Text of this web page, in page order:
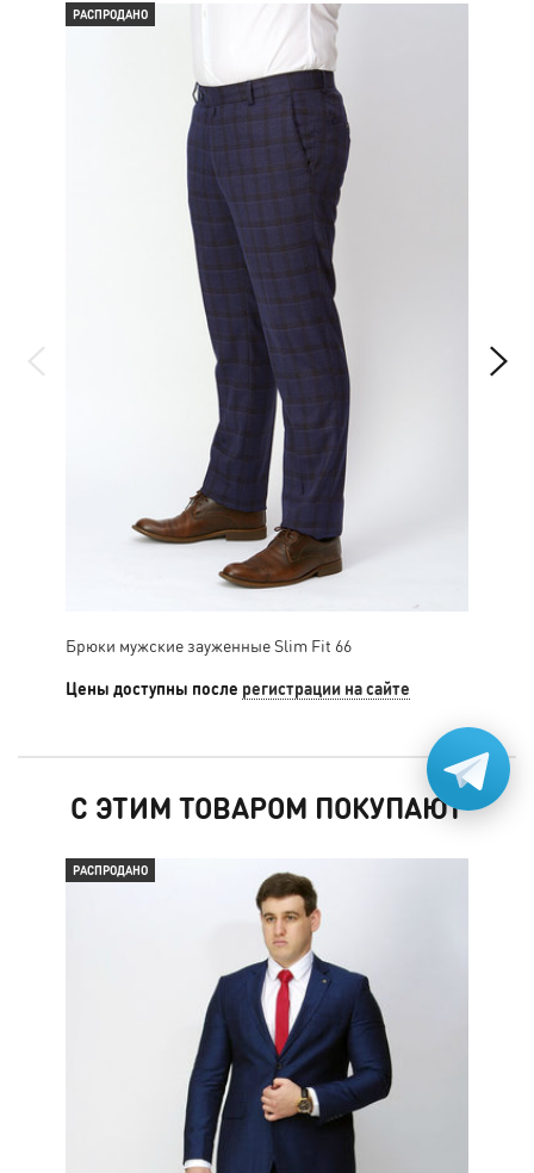
РАСПРОДАНО
Брюки мужские зауженные Slim Fit 66
Цены доступны после регистрации на сайте
С ЭТИМ ТОВАРОМ ПОКУПАЮТ
РАСПРОДАНО